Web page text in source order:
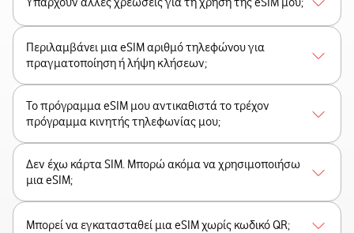
Περιλαμβάνει μια eSIM αριθμό τηλεφώνου για
πραγματοποίηση ή λήψη κλήσεων;
Το πρόγραμμα eSIM μου αντικαθιστά το τρέχον
πρόγραμμα κινητής τηλεφωνίας μου;
Δεν έχω κάρτα SIM. Μπορώ ακόμα να χρησιμοποιήσω
μια eSIM;
Μπορεί να εγκατασταθεί μια eSIM χωρίς κωδικό QR;